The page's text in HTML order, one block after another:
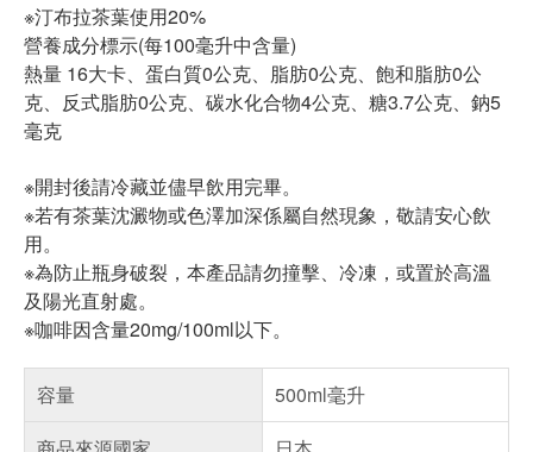
※汀布拉茶葉使用20%
營養成分標示(每100毫升中含量)
熱量 16大卡、蛋白質0公克、脂肪0公克、飽和脂肪0公
克、反式脂肪0公克、碳水化合物4公克、糖3.7公克、鈉5
毫克
※開封後請冷藏並儘早飲用完畢。
※若有茶葉沈澱物或色澤加深係屬自然現象，敬請安心飲
用。
※為防止瓶身破裂，本產品請勿撞擊、冷凍，或置於高溫
及陽光直射處。
※咖啡因含量20mg/100ml以下。
容量
500ml毫升